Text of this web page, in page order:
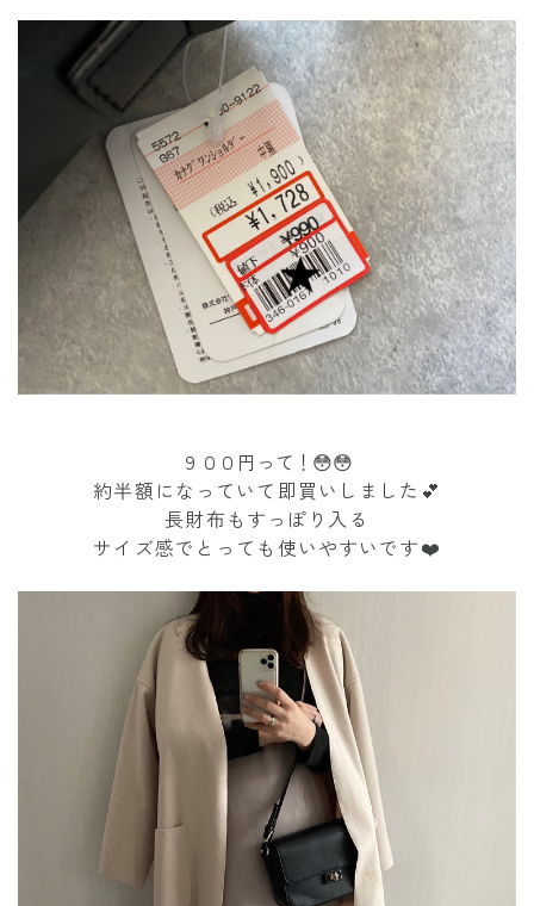
９００円って！😳😳
約半額になっていて即買いしました💕
長財布もすっぽり入る
サイズ感でとっても使いやすいです❤️